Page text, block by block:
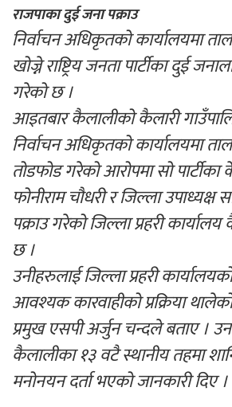
राजपाका दुई जना पक्राउ
निर्वाचन अधिकृतको कार्यालयमा
खोज्ने राष्ट्रिय जनता पार्टीका दुई
गरेको छ ।
आइतबार कैलालीको कैलारी
निर्वाचन अधिकृतको कार्यालयमा
तोडफोड गरेको आरोपमा सो
फोनीराम चौधरी र जिल्ला उपाध्यक्ष
पक्राउ गरेको जिल्ला प्रहरी
छ ।
उनीहरुलाई जिल्ला प्रहरी
आवश्यक कारवाहीको प्रक्रिया
प्रमुख एसपी अर्जुन चन्दले बताए ।
कैलालीका १३ वटै स्थानीय तहमा
मनोनयन दर्ता भएको जानकारी दिए ।